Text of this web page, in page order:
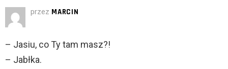
przez MARCIN
– Jasiu, co Ty tam masz?!
– Jabłka.